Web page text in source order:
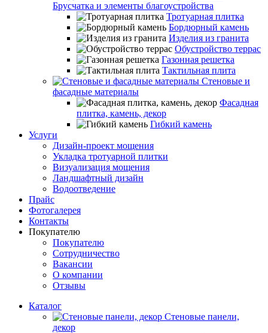
Брусчатка и элементы благоустройства
Тротуарная плитка
Бордюрный камень
Изделия из гранита
Обустройство террас
Газонная решетка
Тактильная плита
Стеновые и
фасадные материалы
Фасадная
плитка, камень, декор
Гибкий камень
Услуги
Дизайн-проект мощения
Укладка тротуарной плитки
Визуализация мощения
Ландшафтный дизайн
Водоотведение
Прайс
Фотогалерея
Контакты
Покупателю
Покупателю
Сотрудничество
Вакансии
О компании
Отзывы
Каталог
Стеновые панели,
декор